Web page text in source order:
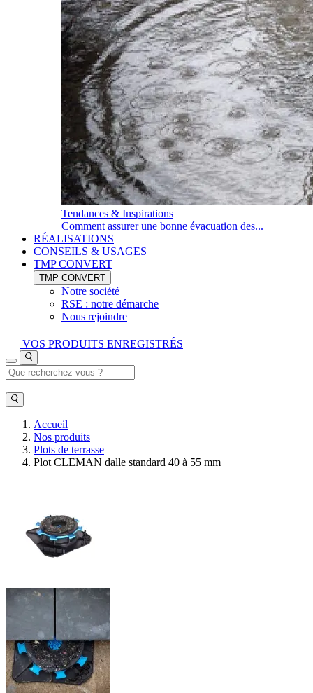
Tendances & Inspirations
Comment assurer une bonne évacuation des...
RÉALISATIONS
CONSEILS & USAGES
TMP CONVERT
TMP CONVERT
Notre société
RSE : notre démarche
Nous rejoindre
VOS PRODUITS ENREGISTRÉS
Accueil
Nos produits
Plots de terrasse
Plot CLEMAN dalle standard 40 à 55 mm